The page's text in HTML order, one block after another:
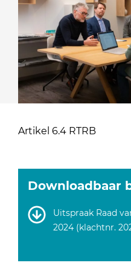
Artikel 6.4 RTRB
Downloadbaar
Uitspraak Raad
2024 (klachtnr.